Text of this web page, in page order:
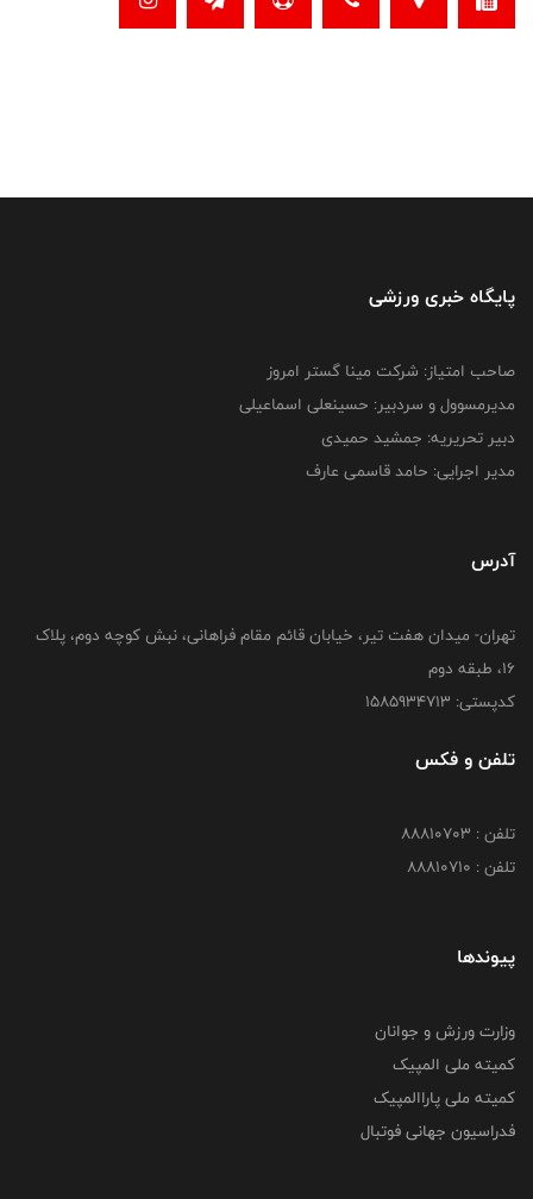
پایگاه خبری ورزشی
صاحب امتیاز: شرکت مینا گستر امروز
مدیرمسوول و سردبیر: حسینعلی اسماعیلی
دبیر تحریریه: جمشید حمیدی
مدیر اجرایی: حامد قاسمی عارف
آدرس
تهران- میدان هفت تیر، خیابان قائم مقام فراهانی، نبش کوچه دوم، پلاک
16، طبقه دوم
کدپستی: 1585934713
تلفن و فکس
تلفن : 88810703
تلفن : 88810710
پیوندها
وزارت ورزش و جوانان
کمیته ملی المپیک
کمیته ملی پاراالمپیک
فدراسیون جهانی فوتبال